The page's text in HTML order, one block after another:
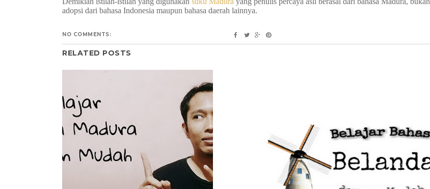
adopsi dari bahasa Indonesia maupun bahasa daerah lainnya.
NO COMMENTS:
RELATED POSTS